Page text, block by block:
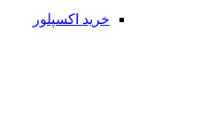
خرید اکسپلور